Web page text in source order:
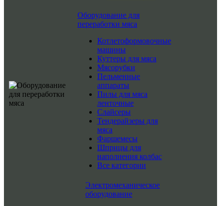
Оборудование для
переработки мяса
Котлетоформовочные
машины
Куттеры для мяса
Мясорубки
Пельменные
аппараты
Пилы для мяса
ленточные
Слайсеры
Тендерайзеры для
мяса
Фаршемесы
Шприцы для
наполнения колбас
Все категории
Электромеханическое
оборудование